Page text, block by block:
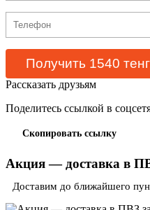
Рассказать друзьям
Поделитесь ссылкой в
Скопировать ссылку
Акция — доставка в
Доставим до ближайшего